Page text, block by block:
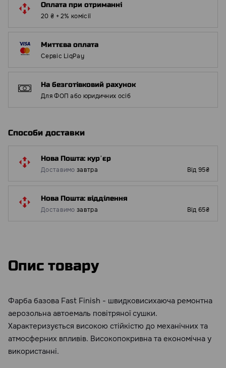
Оплата при отриманні
20 ₴ + 2% комісії
Миттєва оплата
Сервіс LiqPay
На безготівковий рахунок
Для ФОП або юридичних осіб
Способи доставки
Нова Пошта: курʼєр
Доставимо завтра Від 95₴
Нова Пошта: відділення
Доставимо завтра Від 65₴
Опис товару
Фарба базова Fast Finish - швидковисихаюча ремонтна
аерозольна автоемаль повітряної сушки.
Характеризується високою стійкістю до механічних та
атмосферних впливів. Високопокривна та економічна у
використанні.